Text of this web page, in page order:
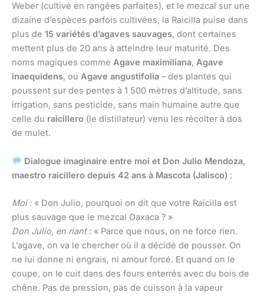
Weber (cultivé en rangées parfaites), et le mezcal sur une
dizaine d’espèces parfois cultivées, la Raicilla puise dans
plus de 15 variétés d’agaves sauvages, dont certaines
mettent plus de 20 ans à atteindre leur maturité. Des
noms magiques comme Agave maximiliana, Agave
inaequidens, ou Agave angustifolia – des plantes qui
poussent sur des pentes à 1 500 mètres d’altitude, sans
irrigation, sans pesticide, sans main humaine autre que
celle du raicillero (le distillateur) venu les récolter à dos
de mulet.
Dialogue imaginaire entre moi et Don Julio Mendoza,
maestro raicillero depuis 42 ans à Mascota (Jalisco) :
Moi: « Don Julio, pourquoi on dit que votre Raicilla est
plus sauvage que le mezcal Oaxaca ? »
Don Julio, en riant: « Parce que nous, on ne force rien.
L’agave, on va le chercher où il a décidé de pousser. On
ne lui donne ni engrais, ni amour forcé. Et quand on le
coupe, on le cuit dans des fours enterrés avec du bois de
chêne. Pas de pression, pas de cuisson à la vapeur